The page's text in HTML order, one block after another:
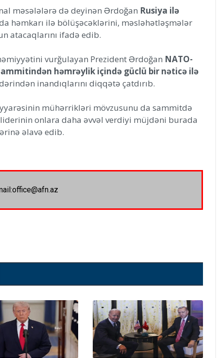
məsələlərə də deyinən Ərdoğan Rusiya ilə
həmkarı ilə bölüşəcəklərini, məsləhətləşmələr
atacaqlarını ifadə edib.
vurğulayan Prezident Ərdoğan NATO-
həmrəylik içində güclü bir nəticə ilə
inandıqlarını diqqətə çatdırıb.
mühərrikləri mövzusunu da sammitdə
onlara daha əvvəl verdiyi müjdəni burada
əlavə edib.